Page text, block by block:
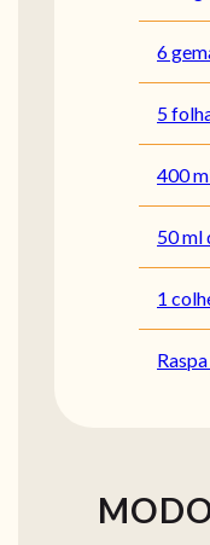
6
5
400
50 ml
1